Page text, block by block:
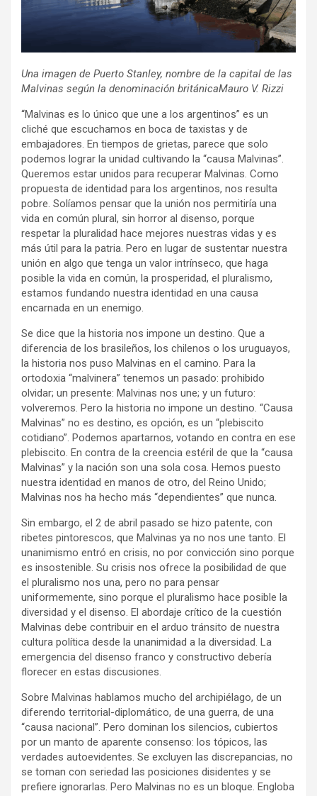
Una imagen de Puerto Stanley, nombre de la capital de las
Malvinas según la denominación británicaMauro V. Rizzi
“Malvinas es lo único que une a los argentinos” es un
cliché que escuchamos en boca de taxistas y de
embajadores. En tiempos de grietas, parece que solo
podemos lograr la unidad cultivando la “causa Malvinas”.
Queremos estar unidos para recuperar Malvinas. Como
propuesta de identidad para los argentinos, nos resulta
pobre. Solíamos pensar que la unión nos permitiría una
vida en común plural, sin horror al disenso, porque
respetar la pluralidad hace mejores nuestras vidas y es
más útil para la patria. Pero en lugar de sustentar nuestra
unión en algo que tenga un valor intrínseco, que haga
posible la vida en común, la prosperidad, el pluralismo,
estamos fundando nuestra identidad en una causa
encarnada en un enemigo.
Se dice que la historia nos impone un destino. Que a
diferencia de los brasileños, los chilenos o los uruguayos,
la historia nos puso Malvinas en el camino. Para la
ortodoxia “malvinera” tenemos un pasado: prohibido
olvidar; un presente: Malvinas nos une; y un futuro:
volveremos. Pero la historia no impone un destino. “Causa
Malvinas” no es destino, es opción, es un “plebiscito
cotidiano”. Podemos apartarnos, votando en contra en ese
plebiscito. En contra de la creencia estéril de que la “causa
Malvinas” y la nación son una sola cosa. Hemos puesto
nuestra identidad en manos de otro, del Reino Unido;
Malvinas nos ha hecho más “dependientes” que nunca.
Sin embargo, el 2 de abril pasado se hizo patente, con
ribetes pintorescos, que Malvinas ya no nos une tanto. El
unanimismo entró en crisis, no por convicción sino porque
es insostenible. Su crisis nos ofrece la posibilidad de que
el pluralismo nos una, pero no para pensar
uniformemente, sino porque el pluralismo hace posible la
diversidad y el disenso. El abordaje crítico de la cuestión
Malvinas debe contribuir en el arduo tránsito de nuestra
cultura política desde la unanimidad a la diversidad. La
emergencia del disenso franco y constructivo debería
florecer en estas discusiones.
Sobre Malvinas hablamos mucho del archipiélago, de un
diferendo territorial-diplomático, de una guerra, de una
“causa nacional”. Pero dominan los silencios, cubiertos
por un manto de aparente consenso: los tópicos, las
verdades autoevidentes. Se excluyen las discrepancias, no
se toman con seriedad las posiciones disidentes y se
prefiere ignorarlas. Pero Malvinas no es un bloque. Engloba